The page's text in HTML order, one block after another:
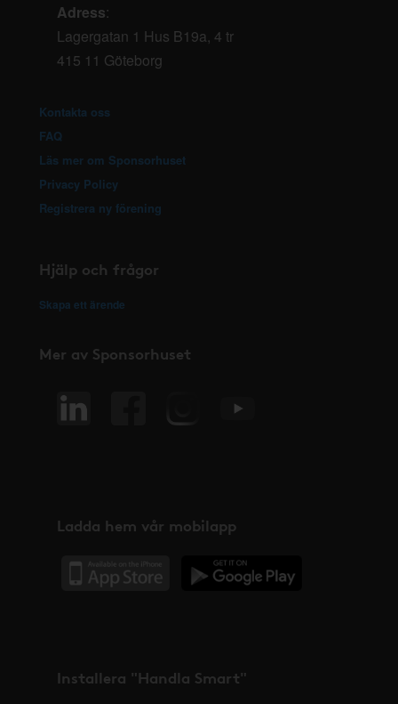
Adress:
Lagergatan 1 Hus B19a, 4 tr
415 11 Göteborg
Kontakta oss
FAQ
Läs mer om Sponsorhuset
Privacy Policy
Registrera ny förening
Hjälp och frågor
Skapa ett ärende
Mer av Sponsorhuset
Ladda hem vår mobilapp
Installera "Handla Smart"